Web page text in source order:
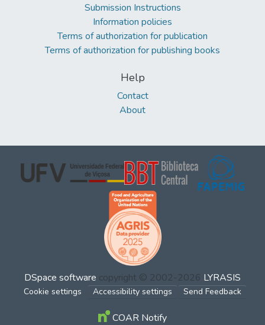
Submission Instructions
Information policies
Terms of authorization for publication
Terms of authorization for publishing books
Help
Contact
About
DSpace software copyright © 2002-2026 LYRASIS
Cookie settings Accessibility settings Send Feedback
COAR Notify